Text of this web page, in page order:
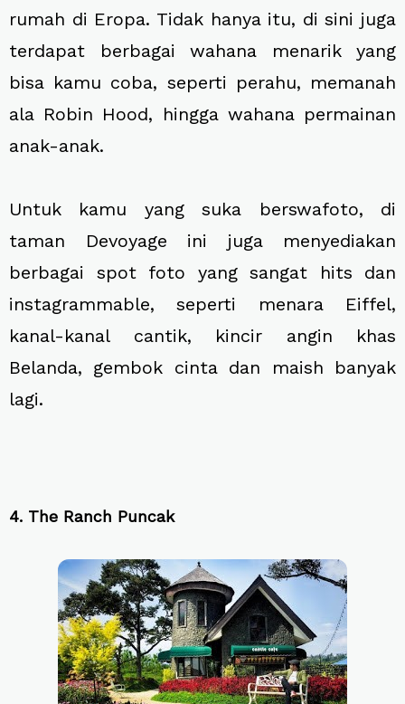
rumah di Eropa. Tidak hanya itu, di sini juga
terdapat berbagai wahana menarik yang
bisa kamu coba, seperti perahu, memanah
ala Robin Hood, hingga wahana permainan
anak-anak.
Untuk kamu yang suka berswafoto, di
taman Devoyage ini juga menyediakan
berbagai spot foto yang sangat hits dan
instagrammable, seperti menara Eiffel,
kanal-kanal cantik, kincir angin khas
Belanda, gembok cinta dan maish banyak
lagi.
4. The Ranch Puncak